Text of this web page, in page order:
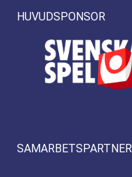
HUVUDSPONSOR
SAMARBETSPARTNER